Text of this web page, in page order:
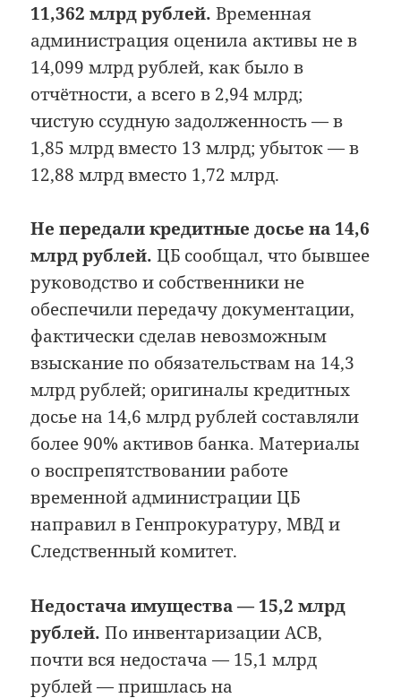
11,362 млрд рублей. Временная
администрация оценила активы не в
14,099 млрд рублей, как было в
отчётности, а всего в 2,94 млрд;
чистую ссудную задолженность — в
1,85 млрд вместо 13 млрд; убыток — в
12,88 млрд вместо 1,72 млрд.
Не передали кредитные досье на 14,6
млрд рублей. ЦБ сообщал, что бывшее
руководство и собственники не
обеспечили передачу документации,
фактически сделав невозможным
взыскание по обязательствам на 14,3
млрд рублей; оригиналы кредитных
досье на 14,6 млрд рублей составляли
более 90% активов банка. Материалы
о воспрепятствовании работе
временной администрации ЦБ
направил в Генпрокуратуру, МВД и
Следственный комитет.
Недостача имущества — 15,2 млрд
рублей. По инвентаризации АСВ,
почти вся недостача — 15,1 млрд
рублей — пришлась на